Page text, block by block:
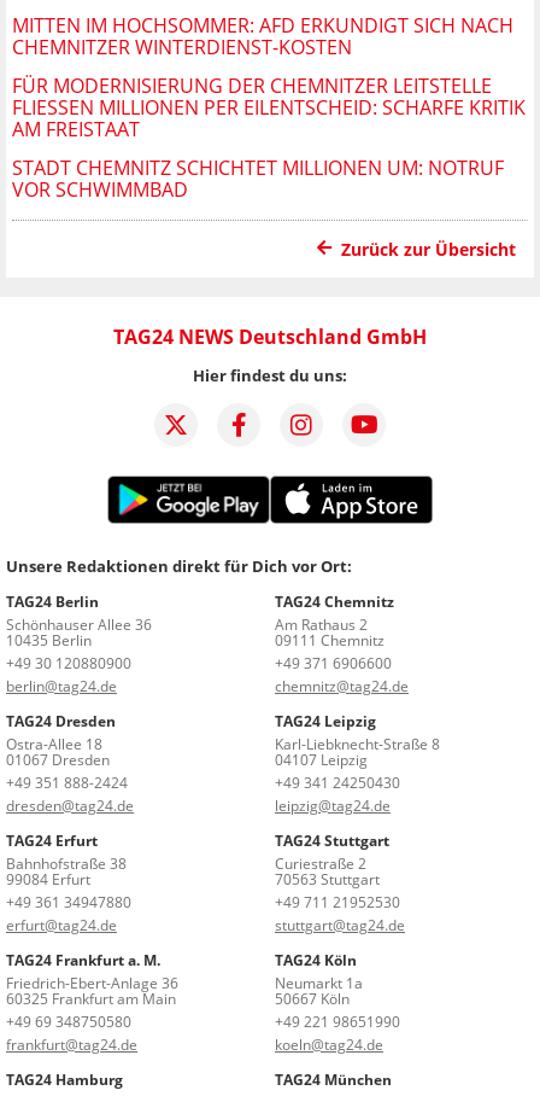
MITTEN IM HOCHSOMMER: AFD ERKUNDIGT SICH NACH
CHEMNITZER WINTERDIENST-KOSTEN
FÜR MODERNISIERUNG DER CHEMNITZER LEITSTELLE
FLIESSEN MILLIONEN PER EILENTSCHEID: SCHARFE KRITIK A
M FREISTAAT
STADT CHEMNITZ SCHICHTET MILLIONEN UM: NOTRUF
VOR SCHWIMMBAD
Zurück zur Übersicht
TAG24 NEWS Deutschland GmbH
Hier findest du uns:
Unsere Redaktionen direkt für Dich vor Ort:
TAG24 Berlin
Schönhauser Allee 36
10435 Berlin
+49 30 120880900
berlin@tag24.de
TAG24 Chemnitz
Am Rathaus 2
09111 Chemnitz
+49 371 6906600
chemnitz@tag24.de
TAG24 Dresden
Ostra-Allee 18
01067 Dresden
+49 351 888-2424
dresden@tag24.de
TAG24 Leipzig
Karl-Liebknecht-Straße 8
04107 Leipzig
+49 341 24250430
leipzig@tag24.de
TAG24 Erfurt
Bahnhofstraße 38
99084 Erfurt
+49 361 34947880
erfurt@tag24.de
TAG24 Stuttgart
Curiestraße 2
70563 Stuttgart
+49 711 21952530
stuttgart@tag24.de
TAG24 Frankfurt a. M.
Friedrich-Ebert-Anlage 36
60325 Frankfurt am Main
+49 69 348750580
frankfurt@tag24.de
TAG24 Köln
Neumarkt 1a
50667 Köln
+49 221 98651990
koeln@tag24.de
TAG24 Hamburg
TAG24 München